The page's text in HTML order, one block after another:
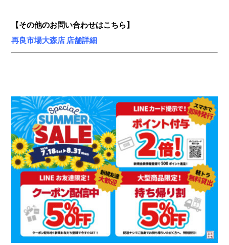
【その他のお問い合わせはこちら】
再良市場大森店 店舗詳細